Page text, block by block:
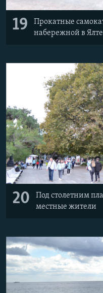
19
Прокатные
набережной в Ялте
20
Под столетним
местные жители